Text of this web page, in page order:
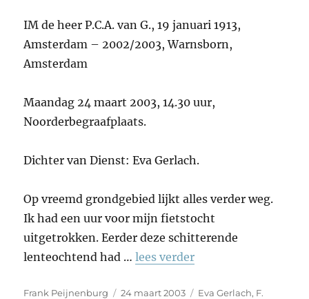
IM de heer P.C.A. van G., 19 januari 1913,
Amsterdam – 2002/2003, Warnsborn,
Amsterdam
Maandag 24 maart 2003, 14.30 uur,
Noorderbegraafplaats.
Dichter van Dienst: Eva Gerlach.
Op vreemd grondgebied lijkt alles verder weg.
Ik had een uur voor mijn fietstocht
uitgetrokken. Eerder deze schitterende
lenteochtend had …lees verder
Auteur
Frank Peijnenburg
Geplaatst
24 maart 2003 Tags
Eva Gerlach, F.